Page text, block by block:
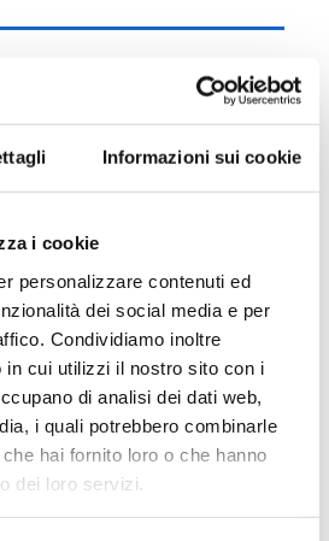
Informazioni sui cookie
i cookie
personalizzare contenuti ed
dei social media e per
Condividiamo inoltre
in cui utilizzi il nostro sito con i
di analisi dei dati web,
i quali potrebbero combinarle
hai fornito loro o che hanno
dei loro servizi.
G 1 1/2 M - G 1 1/2 RN
G 1 1/2 M - G 1 1/2 RN